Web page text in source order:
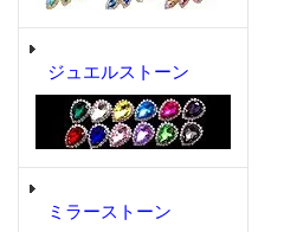
ジュエルストーン
ミラーストーン